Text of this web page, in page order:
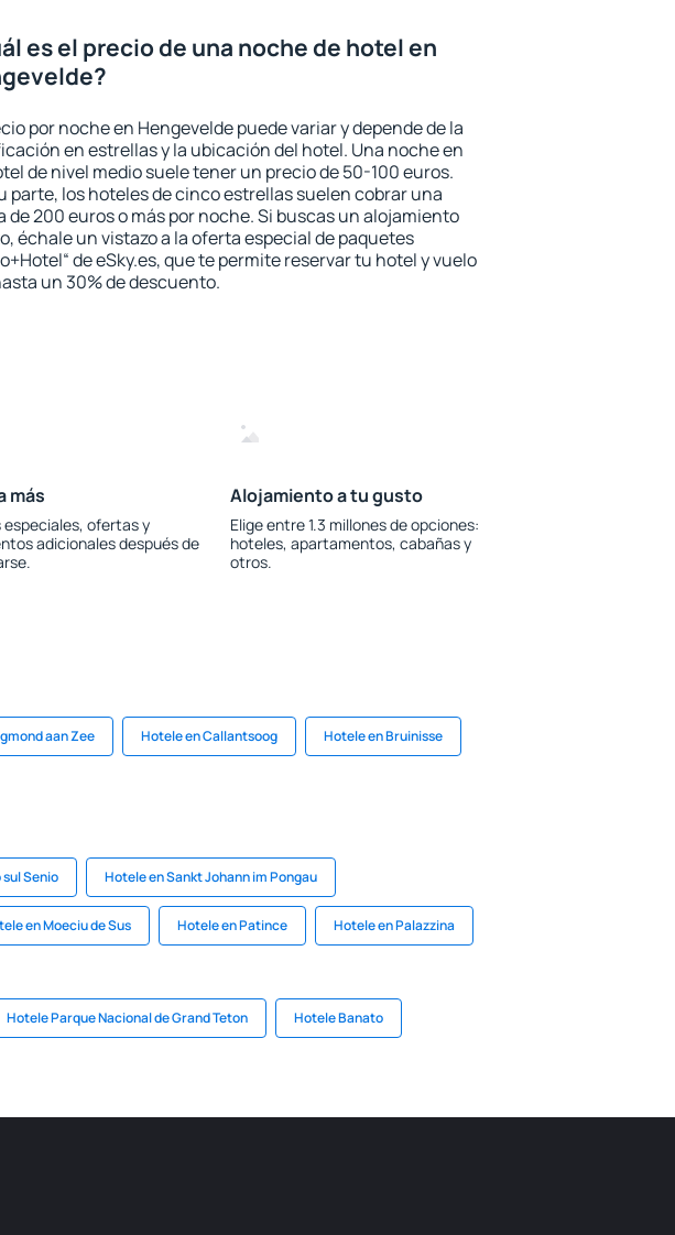
es el precio de una noche de hotel en
por noche en Hengevelde puede variar y depende de la
en estrellas y la ubicación del hotel. Una noche en
de nivel medio suele tener un precio de 50-100 euros.
parte, los hoteles de cinco estrellas suelen cobrar una
de 200 euros o más por noche. Si buscas un alojamiento
échale un vistazo a la oferta especial de paquetes
de eSky.es, que te permite reservar tu hotel y vuelo
un 30% de descuento.
más
especiales, ofertas y
adicionales después de
Alojamiento a tu gusto
Elige entre 1.3 millones de opciones:
hoteles, apartamentos, cabañas y
otros.
aan Zee Hotele en Callantsoog Hotele en Bruinisse
Senio Hotele en Sankt Johann im Pongau
en Moeciu de Sus Hotele en Patince Hotele en Palazzina
Hotele Parque Nacional de Grand Teton Hotele Banato